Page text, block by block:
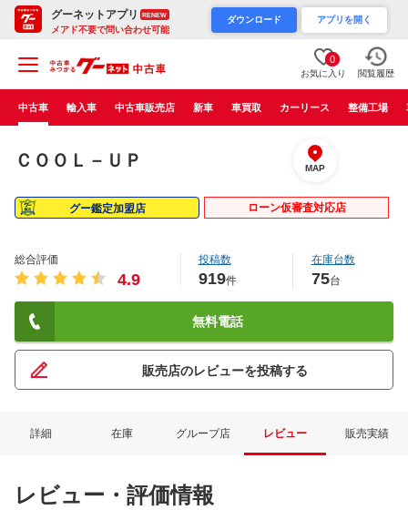
グーネットアプリ RENEW
メアド不要で問い合わせ可能
ダウンロード アプリを開く
0
お気に入り 閲覧履歴
中古車 輸入車 中古車販売店 新車 車買取 カーリース 整備工場
ＣＯＯＬ－ＵＰ MAP
グー鑑定加盟店 ローン仮審査対応店
総合評価
4.9
投稿数
919件
在庫台数
75台
無料電話
販売店のレビューを投稿する
詳細 在庫 グループ店 レビュー 販売実績
レビュー・評価情報